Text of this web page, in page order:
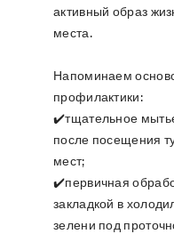
активный образ
места.
Напоминаем
профилактики:
✔️тщательное
после посещения
мест;
✔️первичная
закладкой в
зелени под